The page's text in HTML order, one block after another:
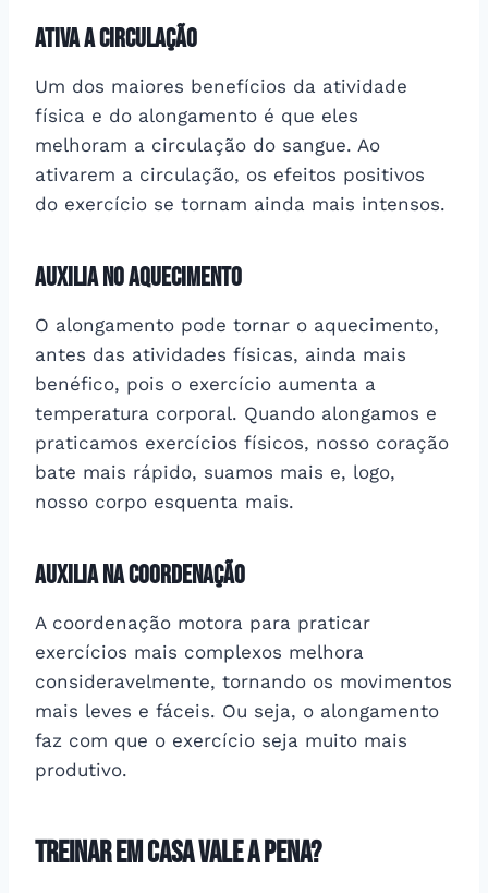
Ativa a circulação
Um dos maiores benefícios da atividade
física e do alongamento é que eles
melhoram a circulação do sangue. Ao
ativarem a circulação, os efeitos positivos
do exercício se tornam ainda mais intensos.
Auxilia no aquecimento
O alongamento pode tornar o aquecimento,
antes das atividades físicas, ainda mais
benéfico, pois o exercício aumenta a
temperatura corporal. Quando alongamos e
praticamos exercícios físicos, nosso coração
bate mais rápido, suamos mais e, logo,
nosso corpo esquenta mais.
Auxilia na coordenação
A coordenação motora para praticar
exercícios mais complexos melhora
consideravelmente, tornando os movimentos
mais leves e fáceis. Ou seja, o alongamento
faz com que o exercício seja muito mais
produtivo.
Treinar em casa vale a pena?